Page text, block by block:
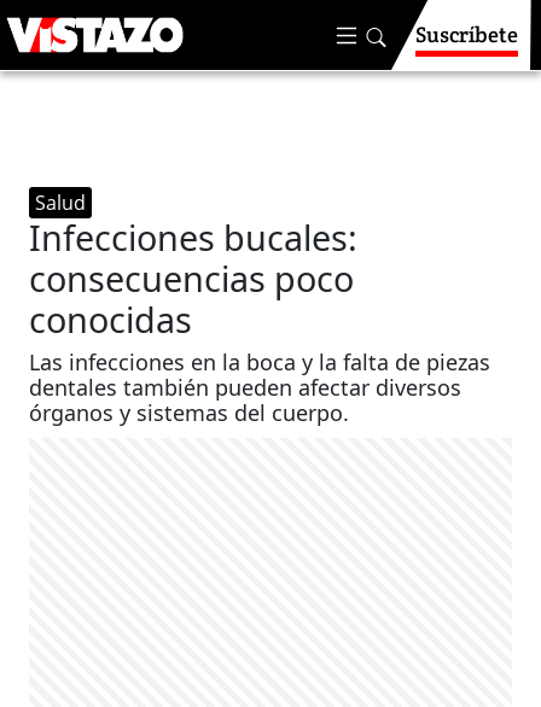
Suscríbete
Salud
Infecciones bucales:
consecuencias poco
conocidas
Las infecciones en la boca y la falta de piezas
dentales también pueden afectar diversos
órganos y sistemas del cuerpo.